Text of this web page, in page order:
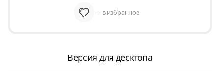
— в избранное
Версия для десктопа